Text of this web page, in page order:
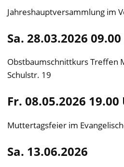
Jahreshauptversammlung im
Sa. 28.03.2026
Obstbaumschnittkurs Treffen
Schulstr. 19
Fr. 08.05.2026
Muttertagsfeier im
Sa. 13.06.2026